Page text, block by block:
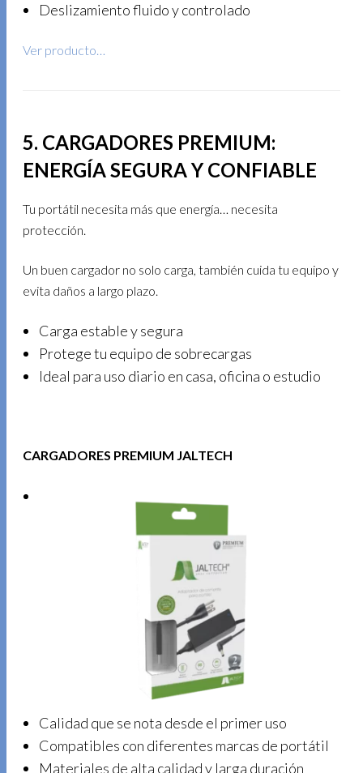
Deslizamiento fluido y controlado
Ver producto…
5. CARGADORES PREMIUM:
ENERGÍA SEGURA Y CONFIABLE
Tu portátil necesita más que energía… necesita
protección.
Un buen cargador no solo carga, también cuida tu equipo y
evita daños a largo plazo.
Carga estable y segura
Protege tu equipo de sobrecargas
Ideal para uso diario en casa, oficina o estudio
CARGADORES PREMIUM JALTECH
Calidad que se nota desde el primer uso
Compatibles con diferentes marcas de portátil
Materiales de alta calidad y larga duración